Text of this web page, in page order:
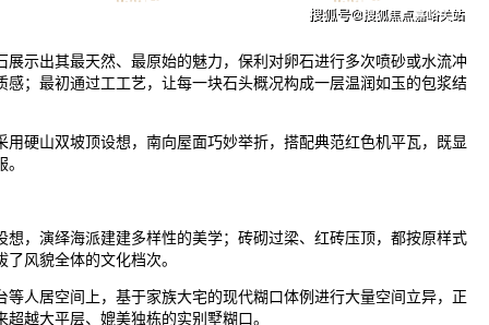
出其最天然、最原始的魅力，保利对卵石进行多次喷砂或水流冲
感；最初通过工工艺，让每一块石头概况构成一层温润如玉的包浆结
山双坡顶设想，南向屋面巧妙举折，搭配典范红色机平瓦，既显
演绎海派建建多样性的美学；砖砌过梁、红砖压顶，都按原样式
风貌全体的文化档次。
居空间上，基于家族大宅的现代糊口体例进行大量空间立异，正
越大平层、媲美独栋的实别墅糊口。